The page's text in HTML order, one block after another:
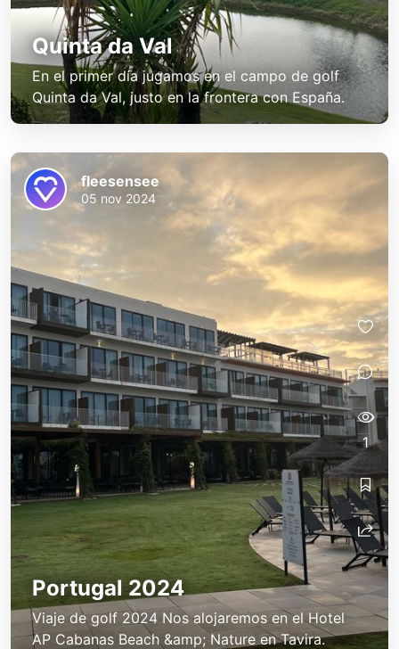
Quinta da Val
En el primer día jugamos en el campo de golf
Quinta da Val, justo en la frontera con España.
Portugal 2024
Viaje de golf 2024 Nos alojaremos en el Hotel
AP Cabanas Beach &amp; Nature en Tavira.
fleesensee
05 nov 2024
1